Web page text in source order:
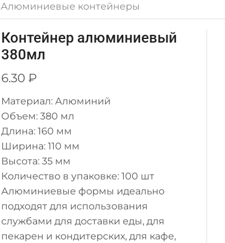
Алюминиевые контейнеры
Контейнер алюминиевый
380мл
6.30 ₽
Материал: Алюминий
Объем: 380 мл
Длина: 160 мм
Ширина: 110 мм
Высота: 35 мм
Количество в упаковке: 100 шт
Алюминиевые формы идеально
подходят для использования
службами для доставки еды, для
пекарен и кондитерских, для кафе,